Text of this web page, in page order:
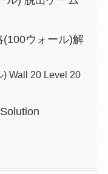
(100ウォール)解
Wall 20 Level 20